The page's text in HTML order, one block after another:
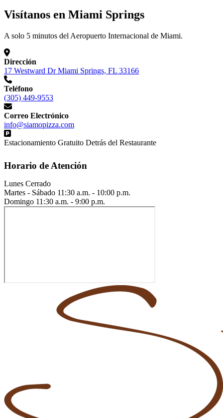
Visítanos en Miami Springs
A solo 5 minutos del Aeropuerto Internacional de Miami.
Dirección
17 Westward Dr Miami Springs, FL 33166
Teléfono
(305) 449-9553
Correo Electrónico
info@siamopizza.com
Estacionamiento Gratuito Detrás del Restaurante
Horario de Atención
Lunes Cerrado
Martes - Sábado 11:30 a.m. - 10:00 p.m.
Domingo 11:30 a.m. - 9:00 p.m.